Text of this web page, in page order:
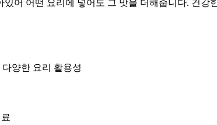
어 어떤 요리에 넣어도 그 맛을 더해줍니다. 건
다양한 요리 활용성